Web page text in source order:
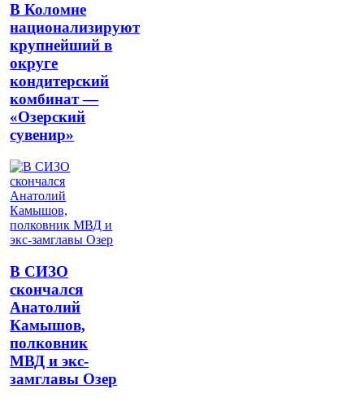
В Коломне
национализируют
крупнейший в
округе
кондитерский
комбинат —
«Озерский
сувенир»
В СИЗО
скончался
Анатолий
Камышов,
полковник
МВД и экс-
замглавы Озер